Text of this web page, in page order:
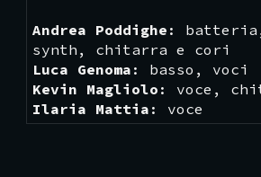
Andrea Poddighe :
synth, chitarra e cori
Luca Genoma : basso, voci
Kevin Magliolo : voce,
Ilaria Mattia : voce